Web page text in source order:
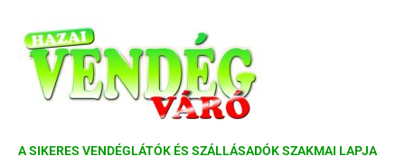
A SIKERES VENDÉGLÁTÓK ÉS SZÁLLÁSADÓK SZAKMAI LAPJA